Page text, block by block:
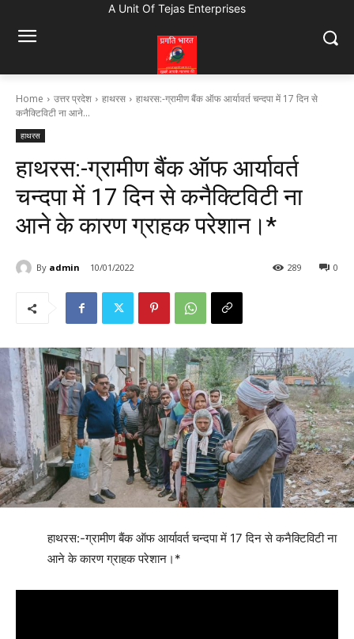
A Unit Of Tejas Enterprises
Home उत्तर प्रदेश हाथरस
हाथरस:-ग्रामीण बैंक ऑफ आर्यावर्त चन्दपा में 17 दिन से
कनैक्टिविटी ना आने...
हाथरस
हाथरस:-ग्रामीण बैंक ऑफ आर्यावर्त
चन्दपा में 17 दिन से कनैक्टिविटी ना
आने के कारण ग्राहक परेशान।*
By admin 10/01/2022 0
289
हाथरस:-ग्रामीण बैंक ऑफ आर्यावर्त चन्दपा में 17 दिन से कनैक्टिविटी ना
आने के कारण ग्राहक परेशान।*